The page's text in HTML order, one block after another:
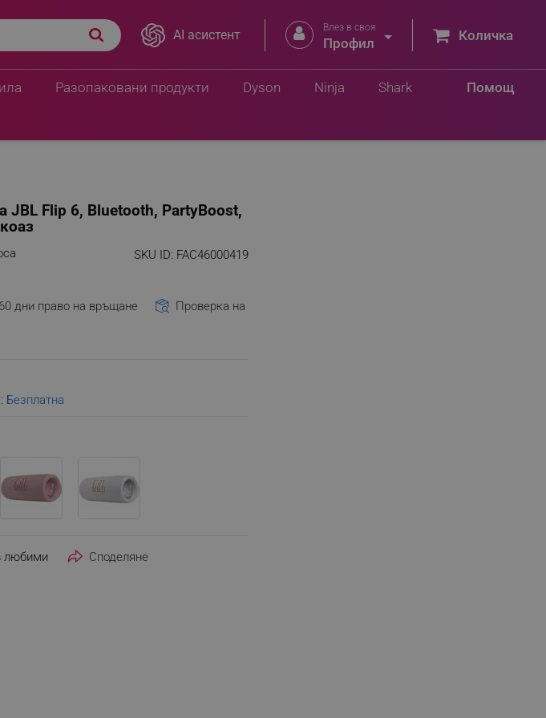
AI асистент  Влез в своя
Профил  Количка
Разопаковани продукти Помощ
Dyson Ninja Shark
JBL Flip 6, Bluetooth, PartyBoost,
SKU ID: FAC46000419
60 дни право на връщане
Проверка на
Безплатна
Споделяне